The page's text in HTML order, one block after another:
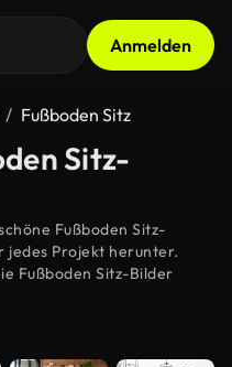
Anmelden
Fußboden Sitz
Sitz-
Fußboden Sitz-
jedes Projekt herunter.
Fußboden Sitz-Bilder